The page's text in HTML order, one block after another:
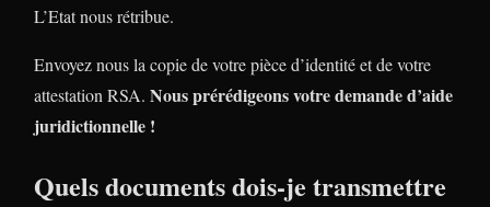
L’Etat nous rétribue.
Envoyez nous la copie de votre pièce d’identité et de votre
attestation RSA. Nous prérédigeons votre demande d’aide
juridictionnelle !
Quels documents dois-je transmettre